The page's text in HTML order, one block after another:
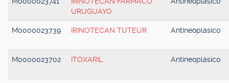
URUGUAYO
M0000023739 IRINOTECAN TUTEUR Antineoplásico
M0000023702 ITOXARIL Antineoplásico